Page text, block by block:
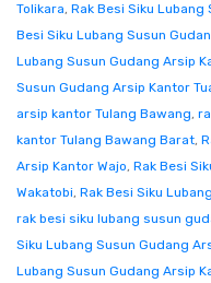
Tolikara, Rak Besi Siku
Besi Siku Lubang Susun
Lubang Susun Gudang Arsip
Susun Gudang Arsip Kantor
arsip kantor Tulang Bawang,
kantor Tulang Bawang Barat,
Arsip Kantor Wajo, Rak Besi
Wakatobi, Rak Besi Siku
rak besi siku lubang susun
Siku Lubang Susun Gudang
Lubang Susun Gudang Arsip